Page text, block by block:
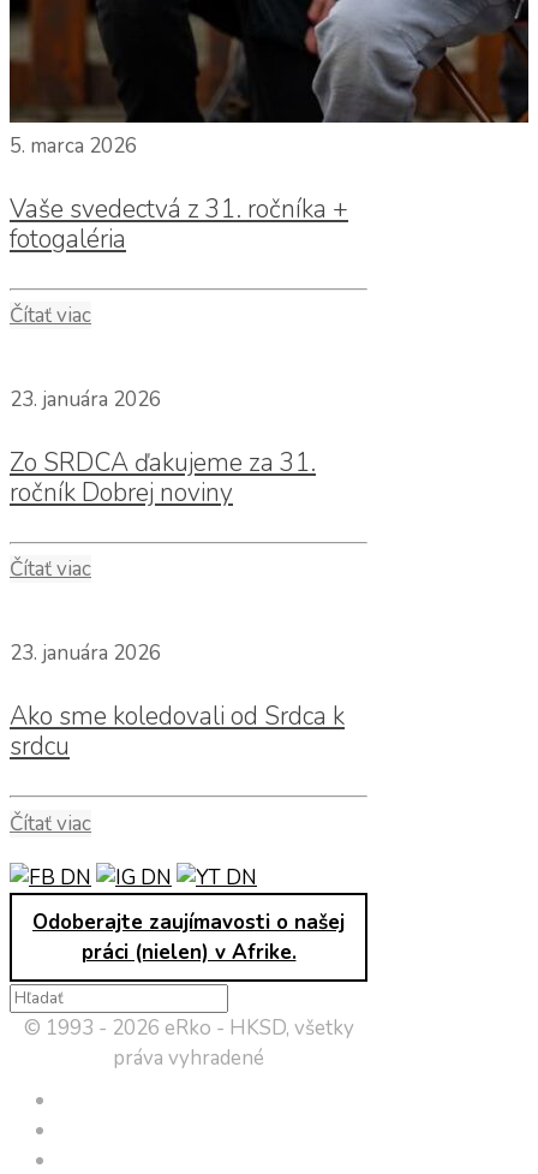
5. marca 2026
Vaše svedectvá z 31. ročníka +
fotogaléria
Čítať viac
23. januára 2026
Zo SRDCA ďakujeme za 31.
ročník Dobrej noviny
Čítať viac
23. januára 2026
Ako sme koledovali od Srdca k
srdcu
Čítať viac
Odoberajte zaujímavosti o našej
práci (nielen) v Afrike.
© 1993 - 2026 eRko - HKSD, všetky
práva vyhradené